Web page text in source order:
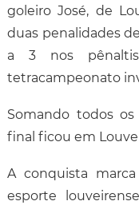
goleiro José, de
duas penalidades
a 3 nos
tetracampeonato
Somando todos
final ficou em
A conquista
esporte